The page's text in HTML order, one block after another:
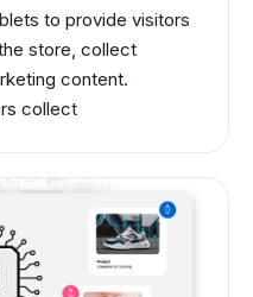
to provide visitors
store, collect
content.
collect
campaigns are the